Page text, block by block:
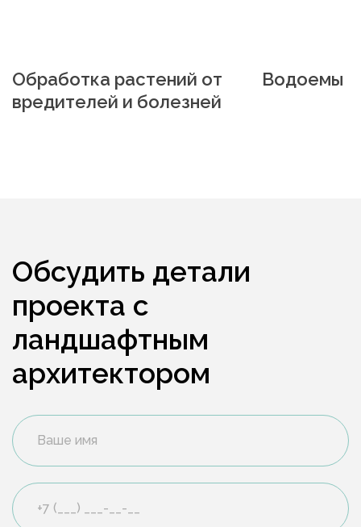
Обработка растений от
вредителей и болезней
Водоемы
Обсудить детали
проекта с
ландшафтным
архитектором